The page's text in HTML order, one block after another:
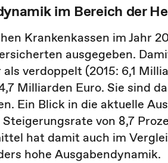
im Bereich der
Krankenkassen im Jahr
ausgegeben.
verdoppelt (2015: 6,1
Milliarden Euro. Sie sind
Ein Blick in die aktuelle
von 8,7
hat damit auch im
hohe Ausgabendynamik.